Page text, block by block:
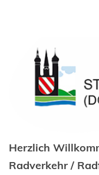
Herzlich
Radverkehr /